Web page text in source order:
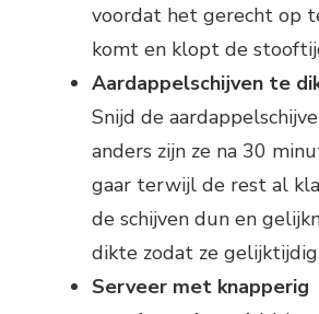
voordat het gerecht op
komt en klopt de
Aardappelschijven te
Snijd de
anders zijn ze na 30
gaar terwijl de rest al
de schijven dun en
dikte zodat ze
Serveer met knapperig